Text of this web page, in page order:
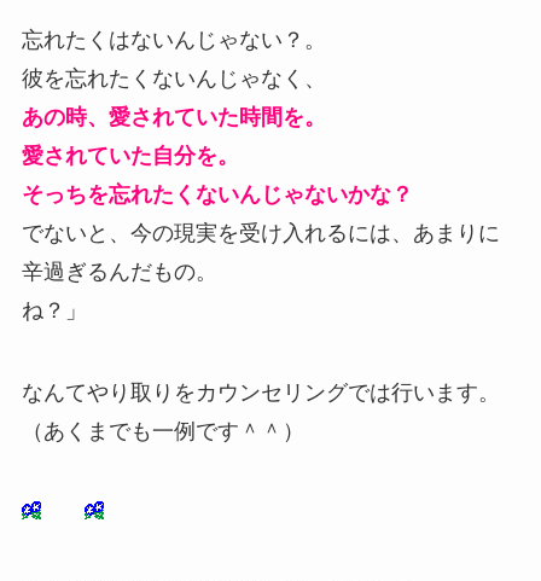
忘れたくはないんじゃない？。
彼を忘れたくないんじゃなく、
あの時、愛されていた時間を。
愛されていた自分を。
そっちを忘れたくないんじゃないかな？
でないと、今の現実を受け入れるには、あまりに
辛過ぎるんだもの。
ね？」
なんてやり取りをカウンセリングでは行います。
（あくまでも一例です＾＾）